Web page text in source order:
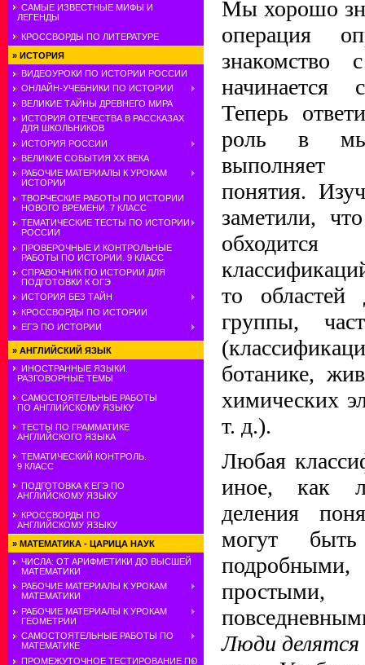
САМЫЕ ИЗВЕСТНЫЕ МИФЫ И
ЛЕГЕНДЫ
КРОССВОРДЫ ПО ЛИТЕРАТУРЕ
» ИСТОРИЯ
ВИДЕОУРОКИ ПО ИСТОРИИ РОССИИ
ОНЛАЙН-УЧЕБНИКИ ПО ИСТОРИИ
ВЕЛИКИЕ ТАЙНЫ ДРЕВНЕГО МИРА
ИСТОРИЯ ОТЕЧЕСТВА В РАССКАЗАХ
ДЛЯ ШКОЛЬНИКОВ
ИСТОРИЯ РОССИИ
ВЕЛИКИЕ СОБЫТИЯ ХХ ВЕКА
РАБОЧИЕ МАТЕРИАЛЫ К УРОКАМ
ИСТОРИИ
ТВОРЧЕСКИЕ РАБОТЫ ПО ИСТОРИИ
НОВОГО ВРЕМЕНИ. 7 КЛАСС
ТЕМАТИЧЕСКИЕ ТЕСТЫ ПО ИСТОРИИ
РОССИИ
ПРОВЕРОЧНЫЕ И КОНТРОЛЬНЫЕ
РАБОТЫ ПО ИСТОРИИ. 9 КЛАСС
СПРАВОЧНИК ПО ИСТОРИИ ДЛЯ
ПОДГОТОВКИ К ОГЭ
ИСТОРИЯ БЕЗ ТАЙН
КРОССВОРДЫ ПО ИСТОРИИ
ЕГЭ ПО ИСТОРИИ
» АНГЛИЙСКИЙ ЯЗЫК
ИНОСТРАННЫЕ ЯЗЫКИ.
РАЗГОВОРНЫЕ ТЕМЫ
САМОСТОЯТЕЛЬНЫЕ РАБОТЫ
ПО АНГЛИЙСКОМУ ЯЗЫКУ
ТЕСТЫ ПО ГРАММАТИКЕ
АНГЛИЙСКОГО ЯЗЫКА
ТЕМАТИЧЕСКИЙ КОНТРОЛЬ.
9 КЛАСС
ПОДГОТОВКА К ЕГЭ ПО
АНГЛИЙСКОМУ ЯЗЫКУ
КРОССВОРДЫ ПО
АНГЛИЙСКОМУ ЯЗЫКУ
» МАТЕМАТИКА - ЦАРИЦА НАУК
ЧИСЛА: ОТ АРИФМЕТИКИ ДО ВЫСШЕЙ
МАТЕМАТИКИ
РАБОЧИЕ МАТЕРИАЛЫ К УРОКАМ
МАТЕМАТИКИ
РАБОЧИЕ МАТЕРИАЛЫ К УРОКАМ
ГЕОМЕТРИИ
САМОСТОЯТЕЛЬНЫЕ РАБОТЫ ПО
МАТЕМАТИКЕ
ПРОМЕЖУТОЧНОЕ ТЕСТИРОВАНИЕ ПО
Мы хорошо
операция
знакомство
начинается
Теперь
роль в
выполняет
понятия.
заметили,
то областей
группы,
ботанике,
химических
т. д.).
Любая
иное, как
деления
могут
Люди